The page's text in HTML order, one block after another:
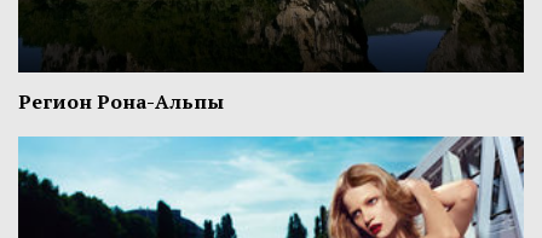
Регион Рона-Альпы